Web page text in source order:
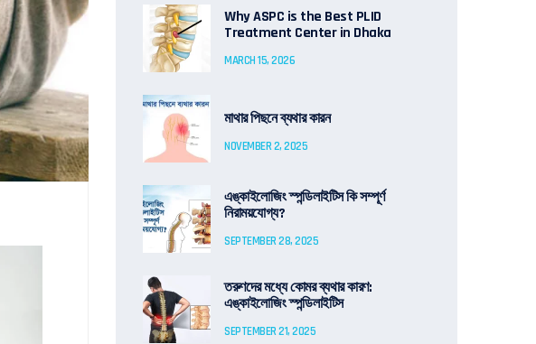
Why ASPC is the Best PLID
Treatment Center in Dhaka
MARCH 15, 2026
মাথার পিছনে ব্যথার কারন
NOVEMBER 2, 2025
এঙ্কাইলোজিং স্পন্ডিলাইটিস কি সম্পূর্ণ
নিরাময়যোগ্য?
SEPTEMBER 28, 2025
তরুণদের মধ্যে কোমর ব্যথার কারণ:
এঙ্কাইলোজিং স্পন্ডিলাইটিস
SEPTEMBER 21, 2025